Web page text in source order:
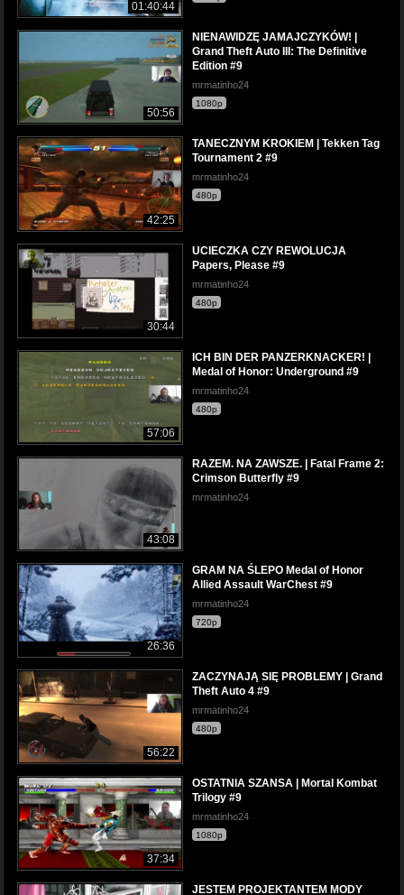
01:40:44
50:56
NIENAWIDZĘ JAMAJCZYKÓW! |
Grand Theft Auto III: The Definitive
Edition #9
mrmatinho24
1080p
42:25
TANECZNYM KROKIEM | Tekken Tag
Tournament 2 #9
mrmatinho24
480p
30:44
UCIECZKA CZY REWOLUCJA
Papers, Please #9
mrmatinho24
480p
57:06
ICH BIN DER PANZERKNACKER! |
Medal of Honor: Underground #9
mrmatinho24
480p
43:08
RAZEM. NA ZAWSZE. | Fatal Frame 2:
Crimson Butterfly #9
mrmatinho24
26:36
GRAM NA ŚLEPO Medal of Honor
Allied Assault WarChest #9
mrmatinho24
720p
56:22
ZACZYNAJĄ SIĘ PROBLEMY | Grand
Theft Auto 4 #9
mrmatinho24
480p
37:34
OSTATNIA SZANSA | Mortal Kombat
Trilogy #9
mrmatinho24
1080p
JESTEM PROJEKTANTEM MODY